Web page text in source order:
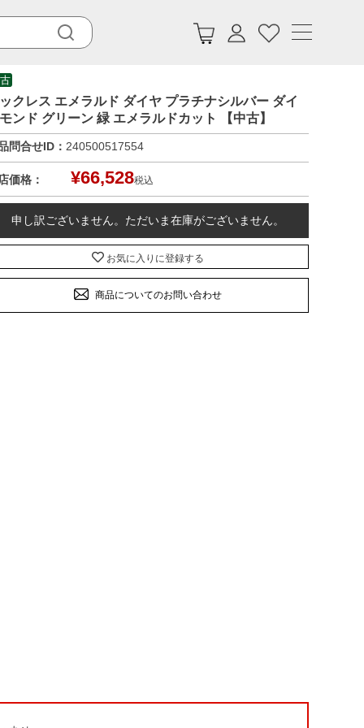
クレス エメラルド ダイヤ プラチナシルバー ダイ
ンド グリーン 緑 エメラルドカット 【中古】
問合せID： 240500517554
価格： ¥66,528税込
申し訳ございません。ただいま在庫がございません。
お気に入りに登録する
商品についてのお問い合わせ